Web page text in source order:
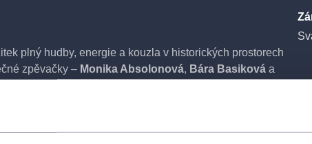
plný hudby, energie a kouzla v historických prostorech
zpěvačky – Monika Absolonová, Bára Basiková a
Vlastního Bandu, dne 13.8.2026 již tradičně na
exteriérech. Tyto tři pěvecké královny českého popu
hity, ale také části repertoáru
, ve kterém každá z nich alternovala hlavní roli.